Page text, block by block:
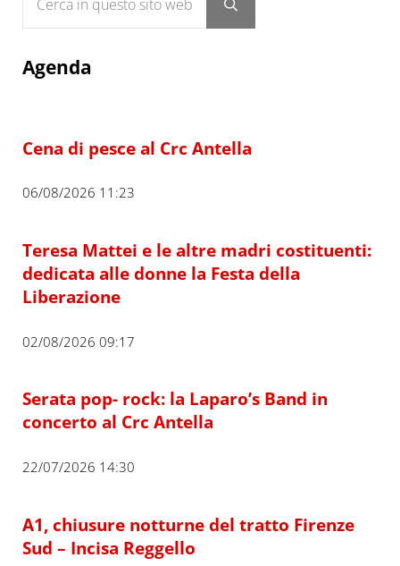
Submit search
Agenda
Cena di pesce al Crc Antella
06/08/2026 11:23
Teresa Mattei e le altre madri costituenti:
dedicata alle donne la Festa della
Liberazione
02/08/2026 09:17
Serata pop- rock: la Laparo’s Band in
concerto al Crc Antella
22/07/2026 14:30
A1, chiusure notturne del tratto Firenze
Sud – Incisa Reggello